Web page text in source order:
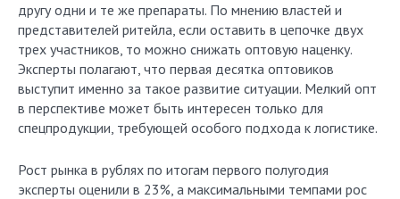
другу одни и те же препараты. По мнению властей и
представителей ритейла, если оставить в цепочке двух
трех участников, то можно снижать оптовую наценку.
Эксперты полагают, что первая десятка оптовиков
выступит именно за такое развитие ситуации. Мелкий опт
в перспективе может быть интересен только для
спецпродукции, требующей особого подхода к логистике.
Рост рынка в рублях по итогам первого полугодия
эксперты оценили в 23%, а максимальными темпами рос